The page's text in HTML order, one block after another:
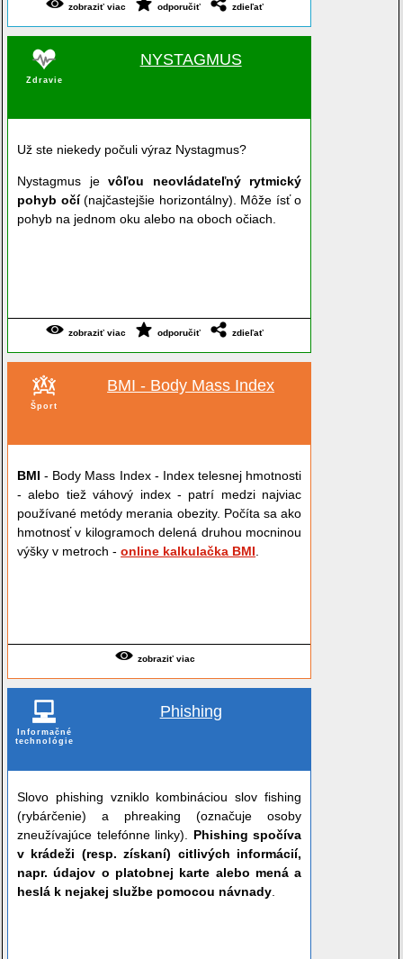
zobraziť viac odporučiť zdieľať
NYSTAGMUS
Zdravie
Už ste niekedy počuli výraz Nystagmus?
Nystagmus jevôľou neovládateľný rytmický
pohyb očí(najčastejšie horizontálny). Môže ísť o
pohyb na jednom oku alebo na oboch očiach.
zobraziť viac odporučiť zdieľať
BMI - Body Mass Index
Šport
BMI - Body Mass Index - Index telesnej hmotnosti
- alebo tiež váhový index - patrí medzi najviac
používané metódy merania obezity. Počíta sa ako
hmotnosť v kilogramoch delená druhou mocninou
výšky v metroch -online kalkulačka BMI
zobraziť viac
Phishing
Informačné
technológie
Slovo phishing vzniklo kombináciou slov fishing
(rybárčenie) a phreaking (označuje osoby
zneužívajúce telefónne linky). Phishing spočíva
v krádeži (resp. získaní) citlivých informácií,
napr. údajov o platobnej karte alebo mená a
heslá k nejakej službe pomocou návnady